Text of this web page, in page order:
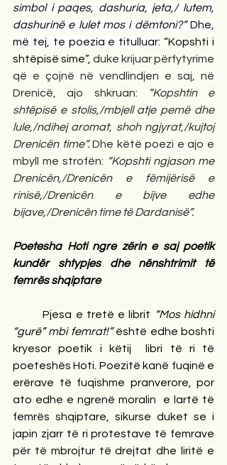
simbol i paqes, dashuria, jeta,/ lutem,
dashurinë e lulet mos i dëmtoni?” Dhe,
më tej, te poezia e titulluar: “Kopshti i
shtëpisë sime”, duke krijuar përfytyrime
që e çojnë në vendlindjen e saj, në
Drenicë, ajo shkruan:
”Kopshtin e
shtëpisë e stolis,/mbjell atje pemë dhe
lule,/ndihej aromat, shoh ngjyrat,/kujtoj
Drenicën time”. Dhe këtë poezi e ajo e
mbyll me strofën: “Kopshti ngjason me
Drenicën,/Drenicën e fëmijërisë e
rinisë,/Drenicën e bijve edhe
bijave,/Drenicën time të Dardanisë”.
Poetesha Hoti ngre zërin e saj poetik
kundër shtypjes dhe nënshtrimit të
femrës shqiptare
Pjesa e tretë e librit “Mos hidhni
“gurë” mbi femrat!” është edhe boshti
kryesor poetik i këtij  libri të ri të
poeteshës Hoti. Poezitë kanë fuqinë e
erërave të fuqishme pranverore, por
ato edhe e ngrenë moralin  e lartë të
femrës shqiptare, sikurse duket se i
japin zjarr të ri protestave të femrave
për të mbrojtur të drejtat dhe liritë e